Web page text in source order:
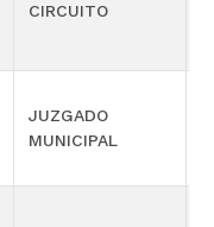
CIRCUITO
JUZGADO
MUNICIPAL